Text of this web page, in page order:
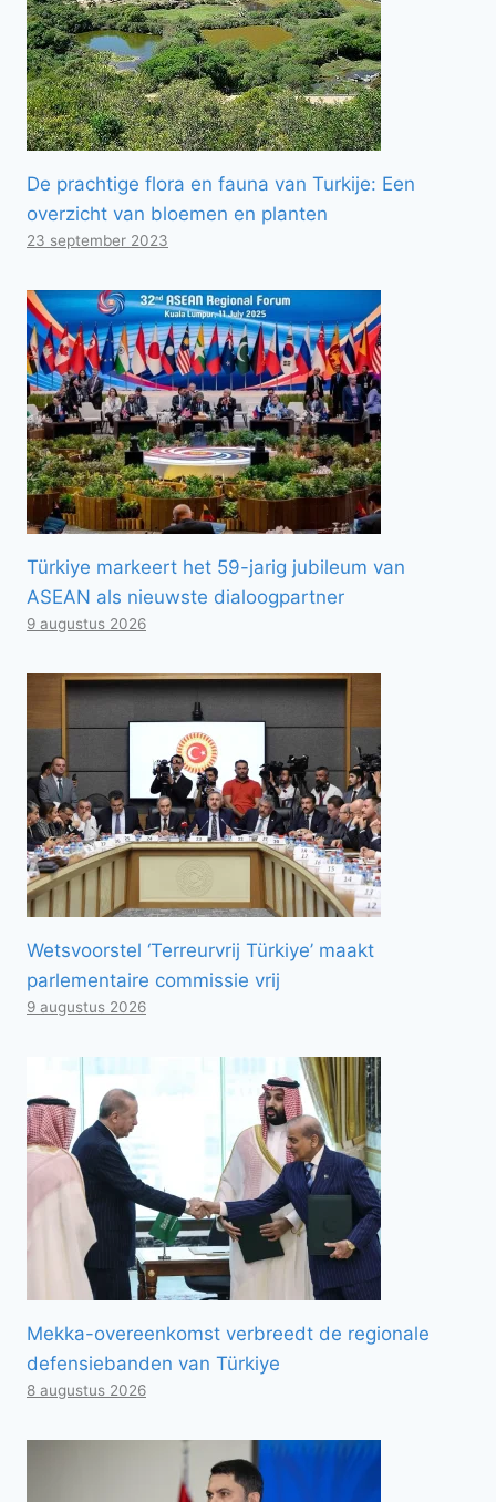
De prachtige flora en fauna van Turkije: Een
overzicht van bloemen en planten
23 september 2023
Türkiye markeert het 59-jarig jubileum van
ASEAN als nieuwste dialoogpartner
9 augustus 2026
Wetsvoorstel ‘Terreurvrij Türkiye’ maakt
parlementaire commissie vrij
9 augustus 2026
Mekka-overeenkomst verbreedt de regionale
defensiebanden van Türkiye
8 augustus 2026